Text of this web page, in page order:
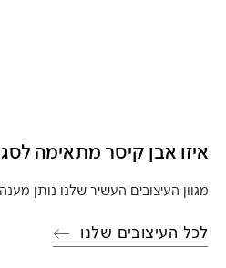
איזו אבן קיסר מתאימה
מגוון העיצובים העשיר שלנו נותן
לכל העיצובים שלנו